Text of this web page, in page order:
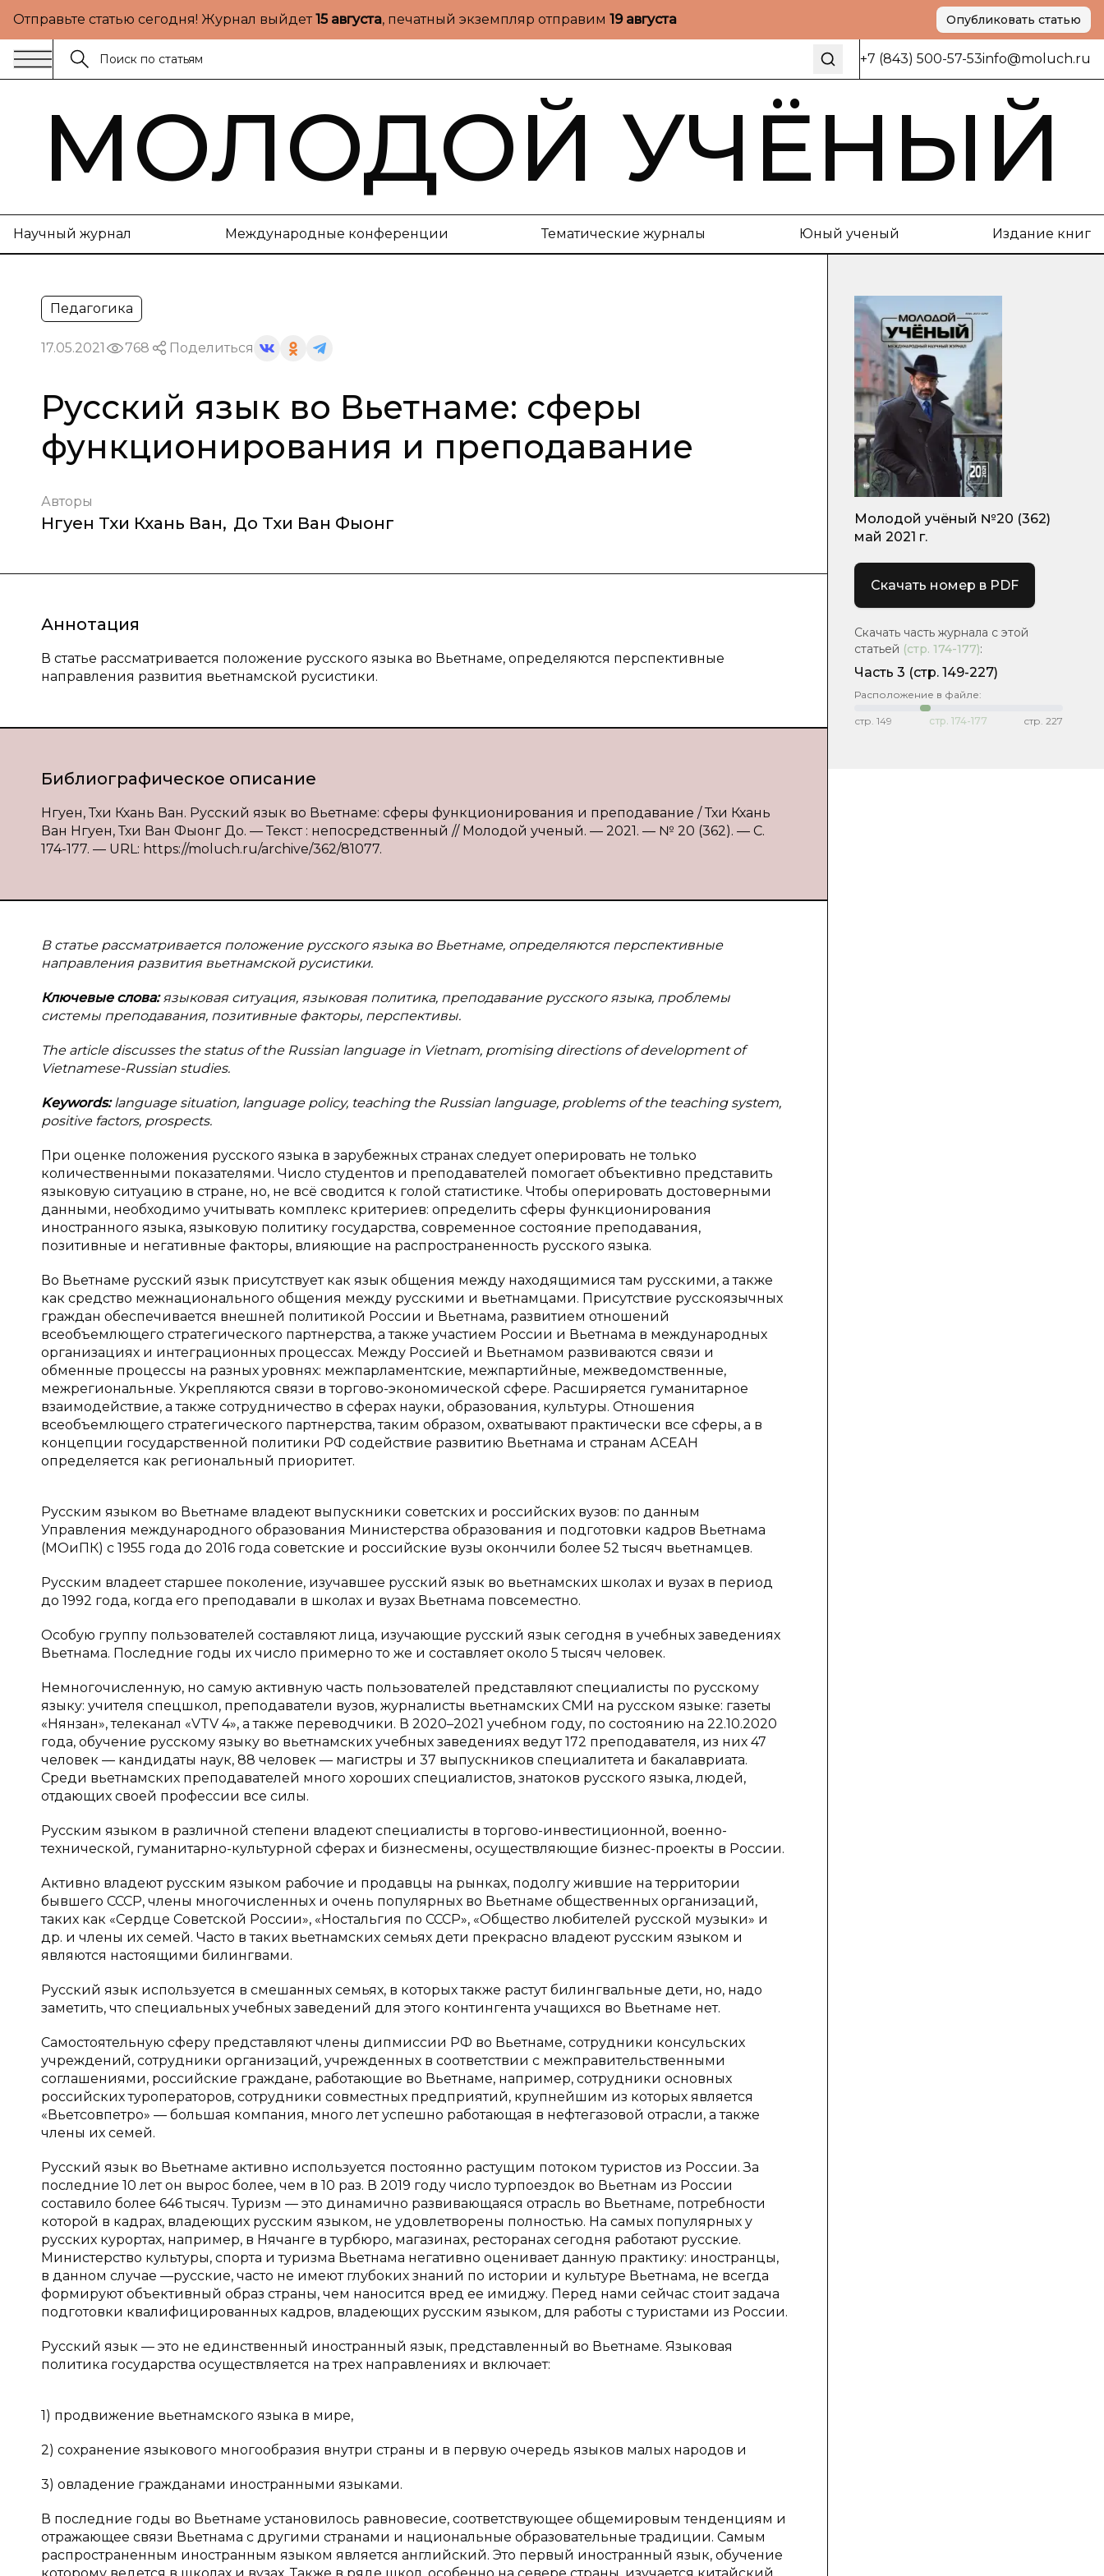
Отправьте статью сегодня! Журнал выйдет15 августа, печатный экземпляр отправим 19 августа Опубликовать статью
+7 (843) 500-57-53info@moluch.ru
МОЛОДОЙ УЧЁНЫЙ
Научный журнал Международные конференции Тематические журналы Юный ученый Издание книг
Педагогика
17.05.2021 768 Поделиться
Русский язык во Вьетнаме: сферы
функционирования и преподавание
Авторы
Нгуен Тхи Кхань Ван, До Тхи Ван Фыонг
Аннотация
В статье рассматривается положение русского языка во Вьетнаме, определяются перспективные
направления развития вьетнамской русистики.
Библиографическое описание
Нгуен, Тхи Кхань Ван. Русский язык во Вьетнаме: сферы функционирования и преподавание / Тхи Кхань
Ван Нгуен, Тхи Ван Фыонг До. — Текст : непосредственный // Молодой ученый. — 2021. — № 20 (362). — С.
174-177. — URL: https://moluch.ru/archive/362/81077.
В статье рассматривается положение русского языка во Вьетнаме, определяются перспективные
направления развития вьетнамской русистики.
Ключевые слова:языковая ситуация, языковая политика, преподавание русского языка, проблемы
системы преподавания, позитивные факторы, перспективы.
The article discusses the status of the Russian language in Vietnam, promising directions of development of
Vietnamese-Russian studies.
Keywords:language situation, language policy, teaching the Russian language, problems of the teaching system,
positive factors, prospects.
При оценке положения русского языка в зарубежных странах следует оперировать не только
количественными показателями. Число студентов и преподавателей помогает объективно представить
языковую ситуацию в стране, но, не всё сводится к голой статистике. Чтобы оперировать достоверными
данными, необходимо учитывать комплекс критериев: определить сферы функционирования
иностранного языка, языковую политику государства, современное состояние преподавания,
позитивные и негативные факторы, влияющие на распространенность русского языка.
Во Вьетнаме русский язык присутствует как язык общения между находящимися там русскими, а также
как средство межнационального общения между русскими и вьетнамцами. Присутствие русскоязычных
граждан обеспечивается внешней политикой России и Вьетнама, развитием отношений
всеобъемлющего стратегического партнерства, а также участием России и Вьетнама в международных
организациях и интеграционных процессах. Между Россией и Вьетнамом развиваются связи и
обменные процессы на разных уровнях: межпарламентские, межпартийные, межведомственные,
межрегиональные. Укрепляются связи в торгово-экономической сфере. Расширяется гуманитарное
взаимодействие, а также сотрудничество в сферах науки, образования, культуры. Отношения
всеобъемлющего стратегического партнерства, таким образом, охватывают практически все сферы, а в
концепции государственной политики РФ содействие развитию Вьетнама и странам АСЕАН
определяется как региональный приоритет.
Русским языком во Вьетнаме владеют выпускники советских и российских вузов: по данным
Управления международного образования Министерства образования и подготовки кадров Вьетнама
(МОиПК) с 1955 года до 2016 года советские и российские вузы окончили более 52 тысяч вьетнамцев.
Русским владеет старшее поколение, изучавшее русский язык во вьетнамских школах и вузах в период
до 1992 года, когда его преподавали в школах и вузах Вьетнама повсеместно.
Особую группу пользователей составляют лица, изучающие русский язык сегодня в учебных заведениях
Вьетнама. Последние годы их число примерно то же и составляет около 5 тысяч человек.
Немногочисленную, но самую активную часть пользователей представляют специалисты по русскому
языку: учителя спецшкол, преподаватели вузов, журналисты вьетнамских СМИ на русском языке: газеты
«Нянзан», телеканал «VTV 4», а также переводчики. В 2020–2021 учебном году, по состоянию на 22.10.2020
года, обучение русскому языку во вьетнамских учебных заведениях ведут 172 преподавателя, из них 47
человек — кандидаты наук, 88 человек — магистры и 37 выпускников специалитета и бакалавриата.
Среди вьетнамских преподавателей много хороших специалистов, знатоков русского языка, людей,
отдающих своей профессии все силы.
Русским языком в различной степени владеют специалисты в торгово-инвестиционной, военно-
технической, гуманитарно-культурной сферах и бизнесмены, осуществляющие бизнес-проекты в России.
Активно владеют русским языком рабочие и продавцы на рынках, подолгу жившие на территории
бывшего СССР, члены многочисленных и очень популярных во Вьетнаме общественных организаций,
таких как «Сердце Советской России», «Ностальгия по СССР», «Общество любителей русской музыки» и
др. и члены их семей. Часто в таких вьетнамских семьях дети прекрасно владеют русским языком и
являются настоящими билингвами.
Русский язык используется в смешанных семьях, в которых также растут билингвальные дети, но, надо
заметить, что специальных учебных заведений для этого контингента учащихся во Вьетнаме нет.
Самостоятельную сферу представляют члены дипмиссии РФ во Вьетнаме, сотрудники консульских
учреждений, сотрудники организаций, учрежденных в соответствии с межправительственными
соглашениями, российские граждане, работающие во Вьетнаме, например, сотрудники основных
российских туроператоров, сотрудники совместных предприятий, крупнейшим из которых является
«Вьетсовпетро» — большая компания, много лет успешно работающая в нефтегазовой отрасли, а также
члены их семей.
Русский язык во Вьетнаме активно используется постоянно растущим потоком туристов из России. За
последние 10 лет он вырос более, чем в 10 раз. В 2019 году число турпоездок во Вьетнам из России
составило более 646 тысяч. Туризм — это динамично развивающаяся отрасль во Вьетнаме, потребности
которой в кадрах, владеющих русским языком, не удовлетворены полностью. На самых популярных у
русских курортах, например, в Нячанге в турбюро, магазинах, ресторанах сегодня работают русские.
Министерство культуры, спорта и туризма Вьетнама негативно оценивает данную практику: иностранцы,
в данном случае —русские, часто не имеют глубоких знаний по истории и культуре Вьетнама, не всегда
формируют объективный образ страны, чем наносится вред ее имиджу. Перед нами сейчас стоит задача
подготовки квалифицированных кадров, владеющих русским языком, для работы с туристами из России.
Русский язык — это не единственный иностранный язык, представленный во Вьетнаме. Языковая
политика государства осуществляется на трех направлениях и включает:
1) продвижение вьетнамского языка в мире,
2) сохранение языкового многообразия внутри страны и в первую очередь языков малых народов и
3) овладение гражданами иностранными языками.
В последние годы во Вьетнаме установилось равновесие, соответствующее общемировым тенденциям и
отражающее связи Вьетнама с другими странами и национальные образовательные традиции. Самым
распространенным иностранным языком является английский. Это первый иностранный язык, обучение
Молодой учёный №20 (362)
май 2021 г.
Скачать номер в PDF
Скачать часть журнала с этой
статьей (стр. 174-177):
Часть 3 (стр. 149-227)
Расположение в файле:
стр. 149 стр. 174-177 стр. 227